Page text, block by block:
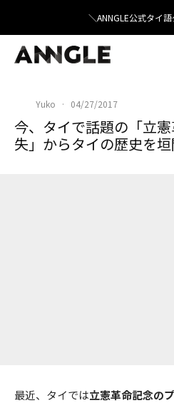
＼ANNGLE公式タイ
Yuko · 04/27/2017
今、タイで話題の「立
失」からタイの歴史を
最近、タイでは立憲革命記念の